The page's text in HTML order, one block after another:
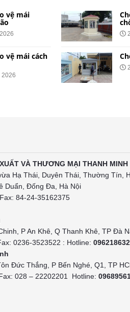
vệ mái
vệ mái cách
2026
VÀ THƯƠNG MẠI THANH MINH
Hạ Thái, Duyên Thái, Thường Tín,
Duẩn, Đống Đa, Hà Nội
Fax: 84-24-35162375
P An Khê, Q Thanh Khê, TP Đà
0236-3523522 : Hotline:
Đức Thắng, P Bến Nghé, Q1, TP
028 – 22202201 Hotline: